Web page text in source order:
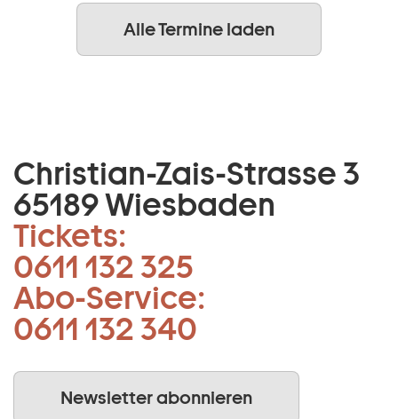
Alle Termine laden
Christian-Zais-Strasse 3
65189 Wiesbaden
Tickets:
0611 132 325
Abo-Service:
0611 132 340
Newsletter abonnieren